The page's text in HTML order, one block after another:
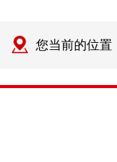
您当前的位置